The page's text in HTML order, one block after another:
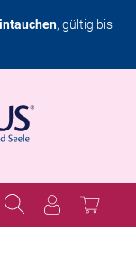
, gültig bis